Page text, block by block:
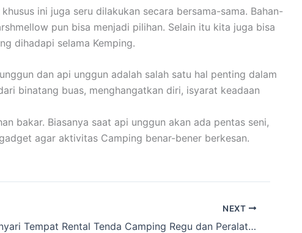
ini juga seru dilakukan secara bersama-sama. Bahan-
pun bisa menjadi pilihan. Selain itu kita juga bisa
dihadapi selama Kemping.
dan api unggun adalah salah satu hal penting dalam
binatang buas, menghangatkan diri, isyarat keadaan
bakar. Biasanya saat api unggun akan ada pentas seni,
agar aktivitas Camping benar-bener berkesan.
NEXT
Lagi nyari Tempat Rental Tenda Camping Regu dan Peralatan Camping wilayah Sawangan Lama, Kota Depok